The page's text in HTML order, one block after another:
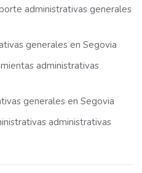
administrativas generales
generales en Segovia
administrativas
generales en Segovia
administrativas